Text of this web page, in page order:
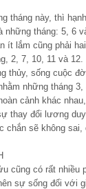
tháng này, thì
những tháng: 5, 6
ít lắm cũng phải
2, 7, 10, 11 và
thủy, sống cuộc
những tháng
cảnh khác
thay đổi lương
chắn sẽ không sai,
cũng có rất
sự sống đối với